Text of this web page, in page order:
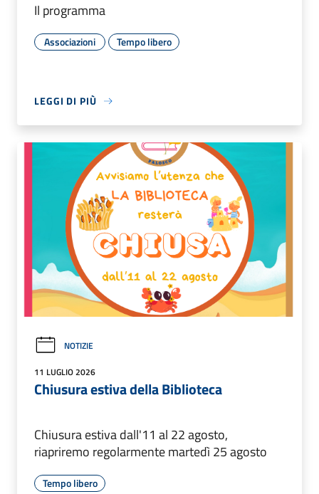
Il programma
Associazioni Tempo libero
LEGGI DI PIÙ
NOTIZIE
11 LUGLIO 2026
Chiusura estiva della Biblioteca
Chiusura estiva dall'11 al 22 agosto,
riapriremo regolarmente martedì 25 agosto
Tempo libero